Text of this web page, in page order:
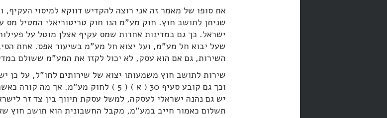
את סופו של מאמר זה אני רוצה להקדיש דווקא למיסוי העקיף,
שניתן לתושב חוץ. חוק מע"מ הנו חוק טריטוריאלי המטיל מס
ישראל. כך גם במדינות אחרות שמס עקיף אצלן מוטל על
שעל יבוא חל מע"מ, ועל יצוא חל מע"מ בשיעור אפס. אחת
השירות, גם אם הוא עסק, לא יכול לקזז את המע"מ ששולם
שירות לתושב חוץ משמעותו יצוא של שירותים לחו"ל, על כן
וכך גם קובע סעיף 30 ( א ) ( 5 ) לחוק מע"מ.
יש גם נהנה ישראלי לעסקה, למשל עסקת תיווך בין צד זר
תשלום כאמור חייב במע"מ, מקבל החשבונית הוא תושב חוץ